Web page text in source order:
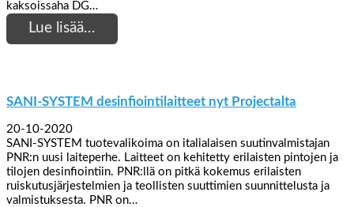
kaksoissaha DG…
Lue lisää…
SANI-SYSTEM desinfiointilaitteet nyt Projectalta
20-10-2020
SANI-SYSTEM tuotevalikoima on italialaisen suutinvalmistajan
PNR:n uusi laiteperhe. Laitteet on kehitetty erilaisten pintojen ja
tilojen desinfiointiin. PNR:llä on pitkä kokemus erilaisten
ruiskutusjärjestelmien ja teollisten suuttimien suunnittelusta ja
valmistuksesta. PNR on…